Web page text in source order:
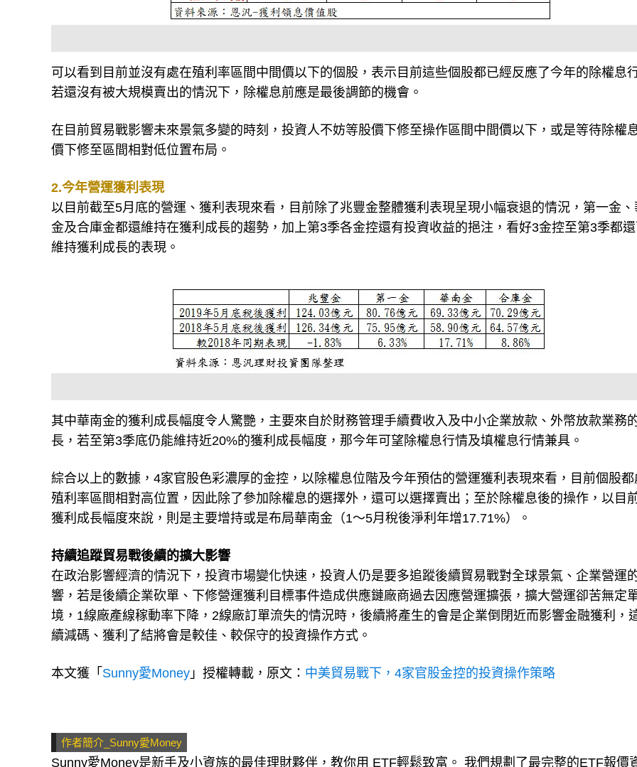
可以看到目前並沒有處在殖利率區間中間價以下的個股，表示目前這些個股都已經反應了今年的除權息
若還沒有被大規模賣出的情況下，除權息前應是最後調節的機會。
在目前貿易戰影響未來景氣多變的時刻，投資人不妨等股價下修至操作區間中間價以下，或是等待除權
價下修至區間相對低位置布局。
2.今年營運獲利表現
以目前截至5月底的營運、獲利表現來看，目前除了兆豐金整體獲利表現呈現小幅衰退的情況，第一金、
金及合庫金都還維持在獲利成長的趨勢，加上第3季各金控還有投資收益的挹注，看好3金控至第3季都
維持獲利成長的表現。
其中華南金的獲利成長幅度令人驚艷，主要來自於財務管理手續費收入及中小企業放款、外幣放款業務
長，若至第3季底仍能維持近20%的獲利成長幅度，那今年可望除權息行情及填權息行情兼具。
綜合以上的數據，4家官股色彩濃厚的金控，以除權息位階及今年預估的營運獲利表現來看，目前個股都
殖利率區間相對高位置，因此除了參加除權息的選擇外，還可以選擇賣出；至於除權息後的操作，以目
獲利成長幅度來說，則是主要增持或是布局華南金（1～5月稅後淨利年增17.71%）。
持續追蹤貿易戰後續的擴大影響
在政治影響經濟的情況下，投資市場變化快速，投資人仍是要多追蹤後續貿易戰對全球景氣、企業營運
響，若是後續企業砍單、下修營運獲利目標事件造成供應鏈廠商過去因應營運擴張，擴大營運卻苦無定
境，1線廠產線稼動率下降，2線廠訂單流失的情況時，後續將產生的會是企業倒閉近而影響金融獲利，
續減碼、獲利了結將會是較佳、較保守的投資操作方式。
本文獲「 Sunny愛Money 」授權轉載，原文： 中美貿易戰下，4家官股金控的投資操作策略
作者簡介_Sunny愛Money
Sunny愛Money是新手及小資族的最佳理財夥伴，教你用 ETF輕鬆致富。 我們規劃了最完整的ETF報價